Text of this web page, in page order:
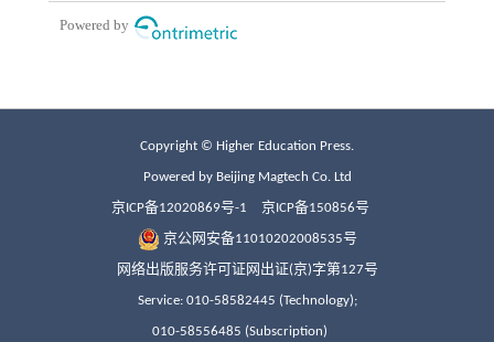
Copyright © Higher Education Press.
Powered by Beijing Magtech Co. Ltd
京ICP备12020869号-1 京ICP备150856号
京公网安备11010202008535号
网络出版服务许可证网出证(京)字第127号
Service: 010-58582445 (Technology);
010-58556485 (Subscription)